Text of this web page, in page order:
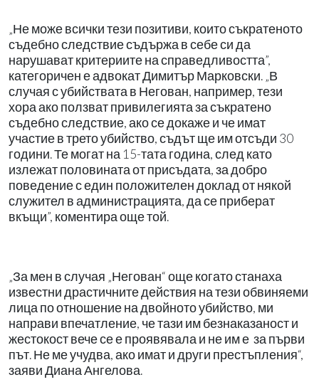
„Не може всички тези позитиви, които съкратеното
съдебно следствие съдържа в себе си да
нарушават критериите на справедливостта”,
категоричен е адвокат Димитър Марковски. „В
случая с убийствата в Негован, например, тези
хора ако ползват привилегията за съкратено
съдебно следствие, ако се докаже и че имат
участие в трето убийство, съдът ще им отсъди 30
години. Те могат на 15-тата година, след като
излежат половината от присъдата, за добро
поведение с един положителен доклад от някой
служител в администрацията, да се приберат
вкъщи”, коментира още той.
„За мен в случая „Негован“ още когато станаха
известни драстичните действия на тези обвиняеми
лица по отношение на двойното убийство, ми
направи впечатление, че тази им безнаказаност и
жестокост вече се е проявявала и не им е за първи
път. Не ме учудва, ако имат и други престъпления“,
заяви Диана Ангелова.